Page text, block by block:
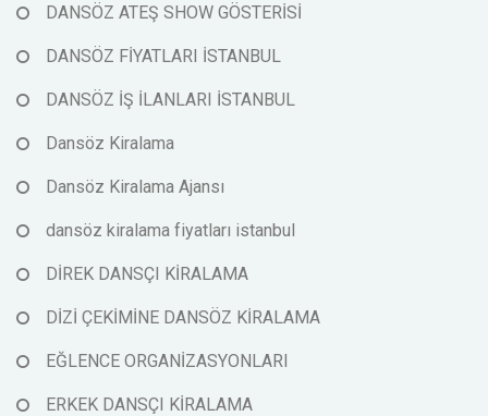
DANSÖZ ATEŞ SHOW GÖSTERİSİ
DANSÖZ FİYATLARI İSTANBUL
DANSÖZ İŞ İLANLARI İSTANBUL
Dansöz Kiralama
Dansöz Kiralama Ajansı
dansöz kiralama fiyatları istanbul
DİREK DANSÇI KİRALAMA
DİZİ ÇEKİMİNE DANSÖZ KİRALAMA
EĞLENCE ORGANİZASYONLARI
ERKEK DANSÇI KİRALAMA